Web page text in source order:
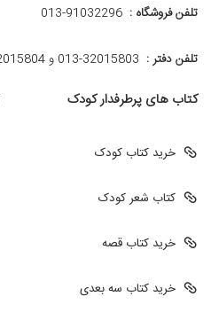
تلفن فروشگاه : 013-91032296
تلفن دفتر : 013-32015803 و 32015804-013
کتاب های پرطرفدار کودک
خرید کتاب کودک
کتاب شعر کودک
خرید کتاب قصه
خرید کتاب سه بعدی